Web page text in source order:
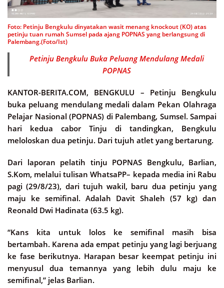
Foto: Petinju Bengkulu dinyatakan wasit menang knockout (KO) atas
petinju tuan rumah Sumsel pada ajang POPNAS yang berlangsung di
Palembang.(Foto/Ist)
Petinju Bengkulu Buka Peluang Mendulang Medali
POPNAS
KANTOR-BERITA.COM, BENGKULU – Petinju Bengkulu
buka peluang mendulang medali dalam Pekan Olahraga
Pelajar Nasional (POPNAS) di Palembang, Sumsel. Sampai
hari kedua cabor Tinju di tandingkan, Bengkulu
meloloskan dua petinju. Dari tujuh atlet yang bertarung.
Dari laporan pelatih tinju POPNAS Bengkulu, Barlian,
S.Kom, melalui tulisan WhatsaPP– kepada media ini Rabu
pagi (29/8/23), dari tujuh wakil, baru dua petinju yang
maju ke semifinal. Adalah Davit Shaleh (57 kg) dan
Reonald Dwi Hadinata (63.5 kg).
“Kans kita untuk lolos ke semifinal masih bisa
bertambah. Karena ada empat petinju yang lagi berjuang
ke fase berikutnya. Harapan besar keempat petinju ini
menyusul dua temannya yang lebih dulu maju ke
semifinal,” jelas Barlian.